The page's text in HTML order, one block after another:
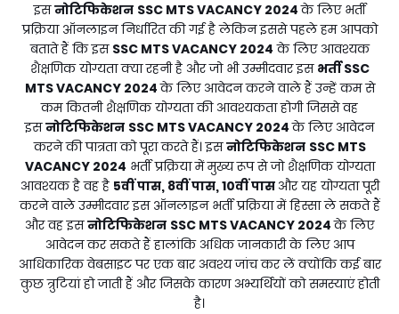
इसनोटिफिकेशन SSC MTS VACANCY 2024के लिए भर्ती
प्रक्रिया ऑनलाइन निर्धारित की गई है लेकिन इससे पहले हम आपको
बताते हैं कि इस SSC MTS VACANCY 2024 के लिए आवश्यक
शैक्षणिक योग्यता क्या रहनी है और जो भी उम्मीदवार इस भर्तीSSC
MTS VACANCY 2024के लिए आवेदन करने वाले हैं उन्हें कम से
कम कितनी शैक्षणिक योग्यता की आवश्यकता होगी जिससे वह
इसनोटिफिकेशन SSC MTS VACANCY 2024 के लिए आवेदन
करने की पात्रता को पूरा करते हैं। इसनोटिफिकेशन SSC MTS
VACANCY 2024 भर्ती प्रक्रिया में मुख्य रूप से जो शैक्षणिक योग्यता
आवश्यक है वह है 5वीं पास, 8वीं पास, 10वीं पास और यह योग्यता पूरी
करने वाले उम्मीदवार इस ऑनलाइन भर्ती प्रक्रिया में हिस्सा ले सकते हैं
और वह इसनोटिफिकेशन SSC MTS VACANCY 2024 के लिए
आवेदन कर सकते हैं हालांकि अधिक जानकारी के लिए आप
आधिकारिक वेबसाइट पर एक बार अवश्य जांच कर लें क्योंकि कई बार
कुछ त्रुटियां हो जाती हैं और जिसके कारण अभ्यर्थियों को समस्याएं होती
है।